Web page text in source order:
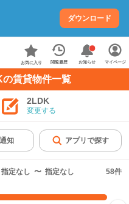
ダウンロード
お気に入り 閲覧履歴 お知らせ マイページ
賃貸物件一覧
2LDK
変更する
知 アプリで探す
指定なし 〜 指定なし 58件